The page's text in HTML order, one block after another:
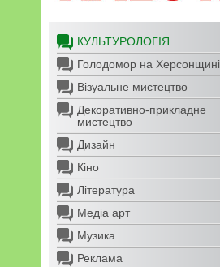
КУЛЬТУРОЛОГІЯ
Голодомор на Херсонщині
Візуальне мистецтво
Декоративно-прикладне
мистецтво
Дизайн
Кіно
Література
Медіа арт
Музика
Реклама